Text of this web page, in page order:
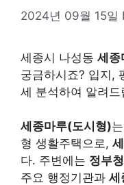
2024년 09월 15일
세종시 나성동 세종
궁금하시죠? 입지,
세 분석하여 알려드
세종마루(도시형)는
형 생활주택으로,
다. 주변에는 정부
주요 행정기관과 세